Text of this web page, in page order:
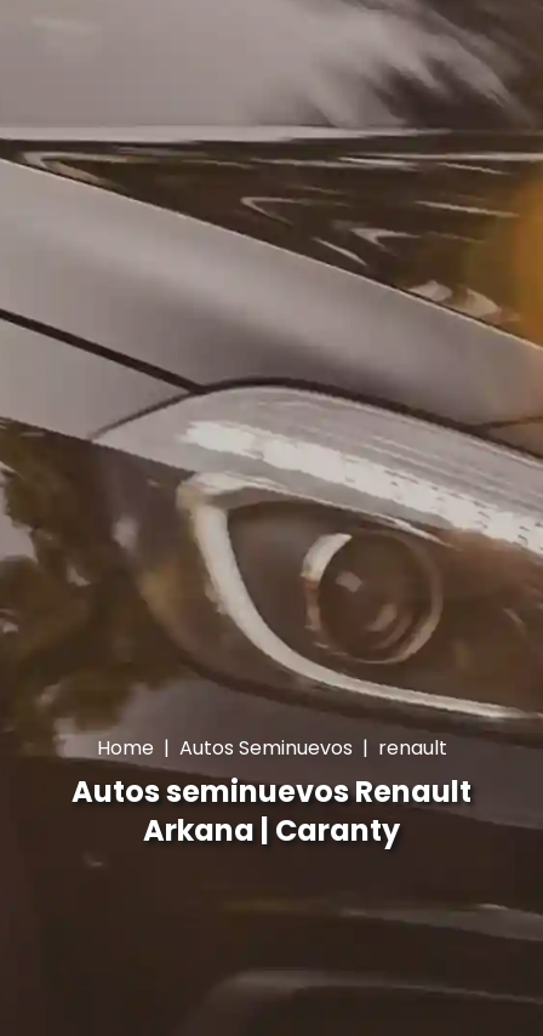
Home | Autos Seminuevos | renault
Autos seminuevos Renault
Arkana | Caranty